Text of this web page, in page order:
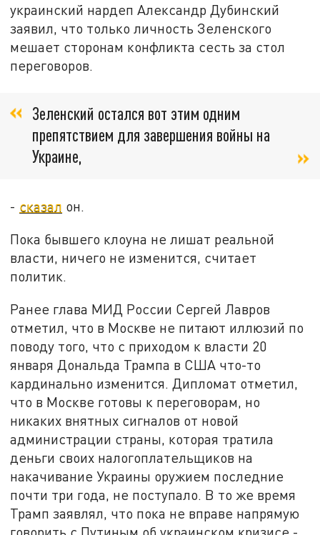
украинский нардеп Александр Дубинский
заявил, что только личность Зеленского
мешает сторонам конфликта сесть за стол
переговоров.
Зеленский остался вот этим одним
препятствием для завершения войны на
Украине,
- сказал он.
Пока бывшего клоуна не лишат реальной
власти, ничего не изменится, считает
политик.
Ранее глава МИД России Сергей Лавров
отметил, что в Москве не питают иллюзий по
поводу того, что с приходом к власти 20
января Дональда Трампа в США что-то
кардинально изменится. Дипломат отметил,
что в Москве готовы к переговорам, но
никаких внятных сигналов от новой
администрации страны, которая тратила
деньги своих налогоплательщиков на
накачивание Украины оружием последние
почти три года, не поступало. В то же время
Трамп заявлял, что пока не вправе напрямую
говорить с Путиным об украинском кризисе -